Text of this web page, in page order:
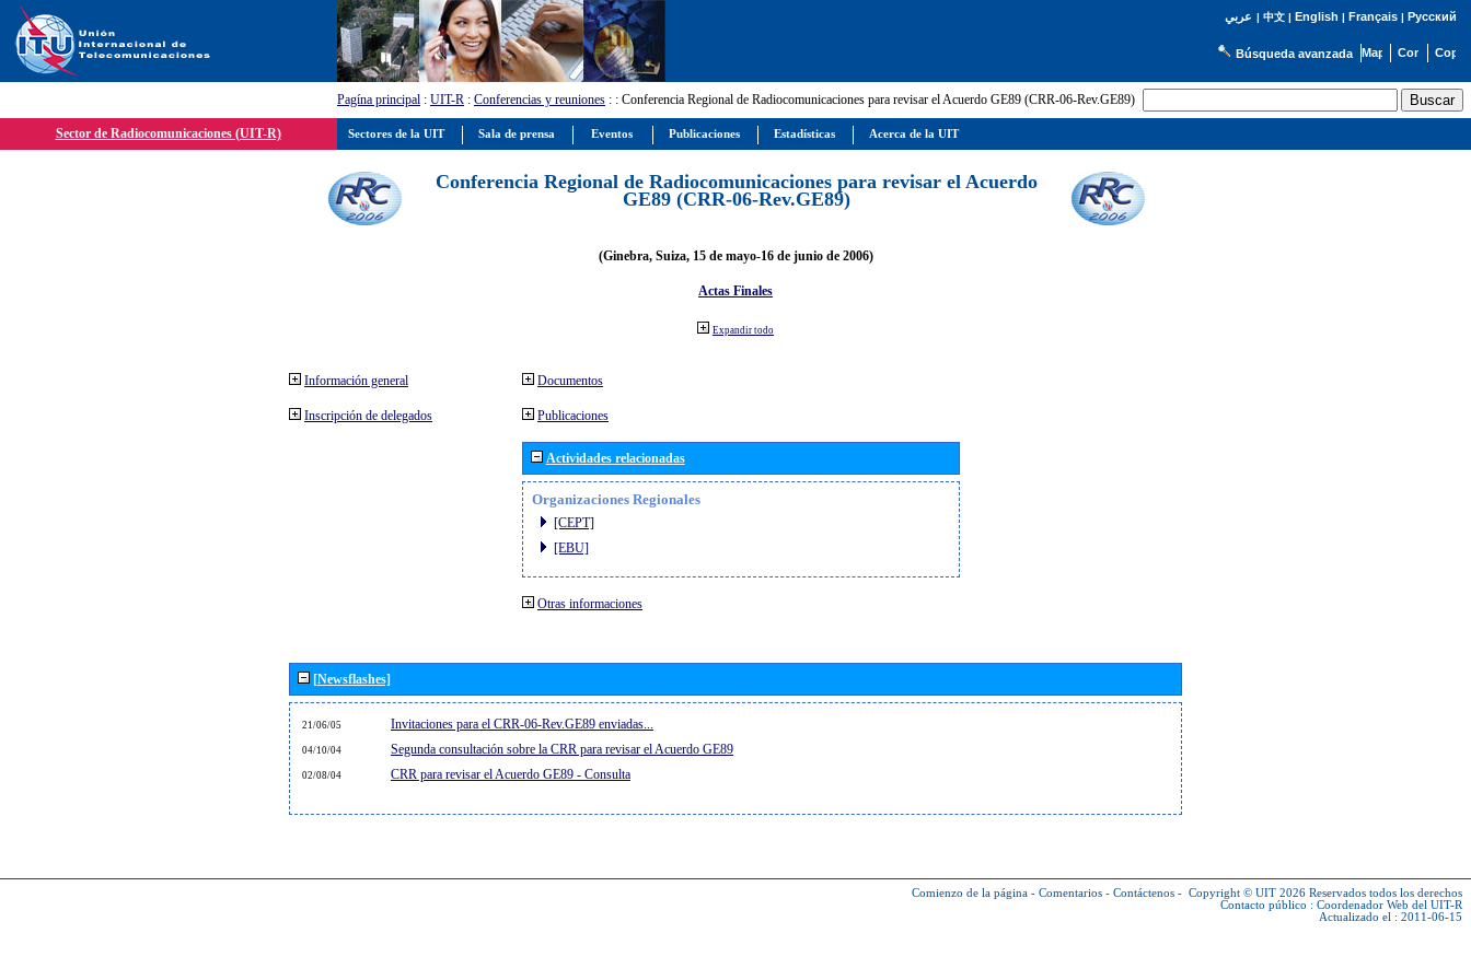
عربي | 中文| English | Français| Русский
Búsqueda avanzada
Pagína principal : UIT-R : Conferencias y reuniones : : Conferencia Regional de Radiocomunicaciones para revisar el Acuerdo GE89 (CRR-06-Rev.GE89)
Sector de Radiocomunicaciones (UIT-R)
Conferencia Regional de Radiocomunicaciones para revisar el Acuerdo
GE89 (CRR-06-Rev.GE89)
(Ginebra, Suiza, 15 de mayo-16 de junio de 2006)
Actas Finales
Expandir todo
Información general
Inscripción de delegados
Documentos
Publicaciones
Actividades relacionadas
Organizaciones Regionales
[CEPT]
[EBU]
Otras informaciones
[Newsflashes]
21/06/05 Invitaciones para el CRR-06-Rev.GE89 enviadas...
04/10/04 Segunda consultación sobre la CRR para revisar el Acuerdo GE89
02/08/04 CRR para revisar el Acuerdo GE89 - Consulta
Comienzo de la página - Comentarios - Contáctenos - Copyright © UIT 2026 Reservados todos los derechos
Contacto público : Coordenador Web del UIT-R
Actualizado el : 2011-06-15
Sectores de la UIT Sala de prensa Eventos Publicaciones Estadísticas Acerca de la UIT